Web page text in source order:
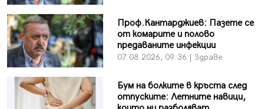
Проф.Кантарджиев: Пазете се
от комарите и полово
предаваните инфекции
07.08.2026, 09:36 | Здраве
Бум на болките в кръста след
отпуските: Летните навици,